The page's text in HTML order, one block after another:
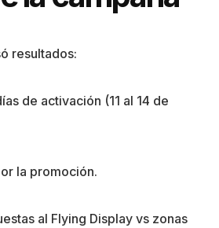
resultados:
de activación (11 al 14 de
la promoción.
al Flying Display vs zonas